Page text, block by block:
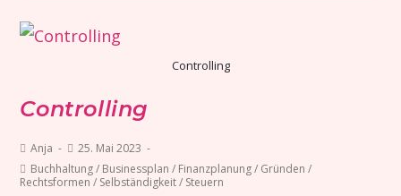
Controlling
Controlling
Anja
25. Mai 2023
Buchhaltung / Businessplan / Finanzplanung / Gründen /
Rechtsformen / Selbständigkeit / Steuern